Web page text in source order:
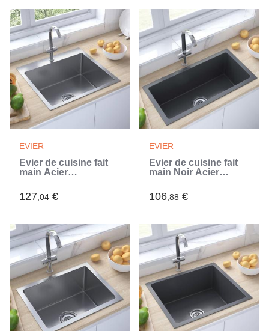
EVIER
Évier de cuisine fait
main Acier
127,04 €
EVIER
Évier de cuisine fait
main Noir Acier
106,88 €